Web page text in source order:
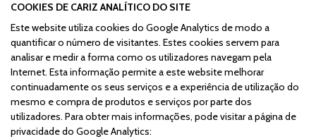
COOKIES DE CARIZ ANALÍTICO DO SITE
Este website utiliza cookies do Google Analytics de modo a
quantificar o número de visitantes. Estes cookies servem para
analisar e medir a forma como os utilizadores navegam pela
Internet. Esta informação permite a este website melhorar
continuadamente os seus serviços e a experiência de utilização do
mesmo e compra de produtos e serviços por parte dos
utilizadores. Para obter mais informações, pode visitar a página de
privacidade do Google Analytics: